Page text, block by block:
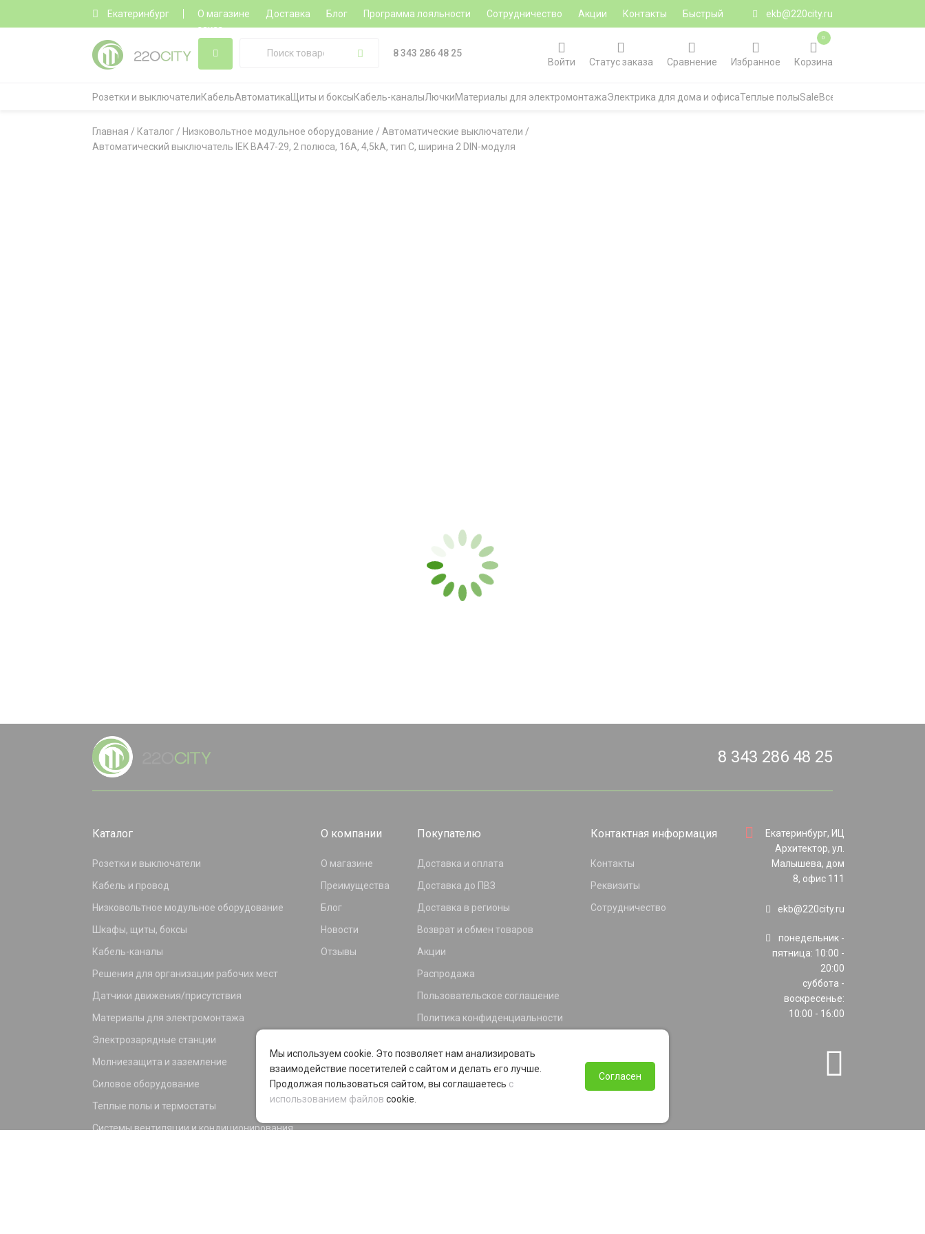
Екатеринбург О магазине Доставка Блог Программа лояльности Сотрудничество Акции Контакты
Быстрый
заказ
ekb@220city.ru
8 343 286 48 25
Войти
Статус заказа Сравнение Избранное Корзина
0
Розетки и выключателиКабельАвтоматика Щиты и боксыКабель-каналыЛючкиМатериалы для электромонтажаЭлектрика для дома и офисаТеплые полыSaleВсе категории
Главная / Каталог / Низковольтное модульное оборудование / Автоматические выключатели /
Автоматический выключатель IEK ВА47-29, 2 полюса, 16A, 4,5kA, тип C, ширина 2 DIN-модуля
8 343 286 48 25
Каталог
Розетки и выключатели
Кабель и провод
Низковольтное модульное оборудование
Шкафы, щиты, боксы
Кабель-каналы
Решения для организации рабочих мест
Датчики движения/присутствия
Материалы для электромонтажа
Электрозарядные станции
Молниезащита и заземление
Силовое оборудование
Теплые полы и термостаты
Системы вентиляции и кондиционирования
О компании
О магазине
Преимущества
Блог
Новости
Отзывы
Покупателю
Доставка и оплата
Доставка до ПВЗ
Доставка в регионы
Возврат и обмен товаров
Акции
Распродажа
Пользовательское соглашение
Политика конфиденциальности
Программа лояльности
Контактная информация
Контакты
Реквизиты
Сотрудничество
Екатеринбург, ИЦ
Архитектор, ул.
Малышева, дом
8, офис 111
ekb@220city.ru
понедельник -
пятница: 10:00 -
20:00
суббота -
воскресенье:
10:00 - 16:00
Мы используем cookie. Это позволяет нам анализировать
взаимодействие посетителей с сайтом и делать его лучше.
Продолжая пользоваться сайтом, вы соглашаетесь с
использованием файлов cookie.
Согласен